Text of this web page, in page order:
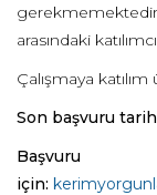
arasındaki
Çalışmaya
Son başvuru
Başvuru
için: